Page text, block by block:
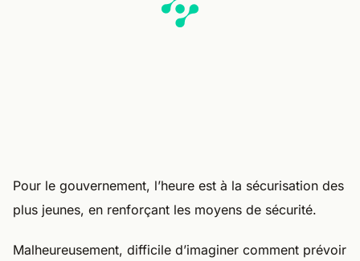
Pour le gouvernement, l’heure est à la sécurisation des
plus jeunes, en renforçant les moyens de sécurité.
Malheureusement, difficile d’imaginer comment prévoir